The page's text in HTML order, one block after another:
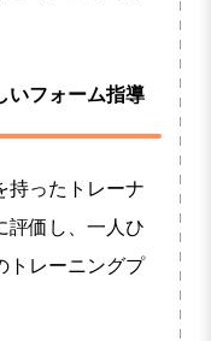
いフォーム指導
持ったトレーナ
評価し、一人ひ
トレーニングプ